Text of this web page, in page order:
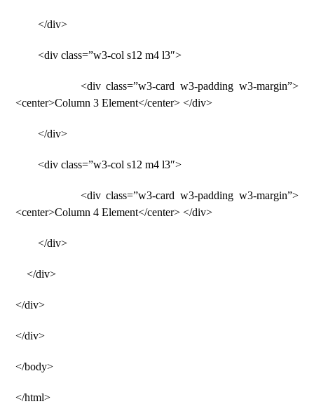
</div>
<div class=”w3-col s12 m4 l3″>
<div class=”w3-card w3-padding w3-margin”>
<center>Column 3 Element</center> </div>
</div>
<div class=”w3-col s12 m4 l3″>
<div class=”w3-card w3-padding w3-margin”>
<center>Column 4 Element</center> </div>
</div>
</div>
</div>
</div>
</body>
</html>